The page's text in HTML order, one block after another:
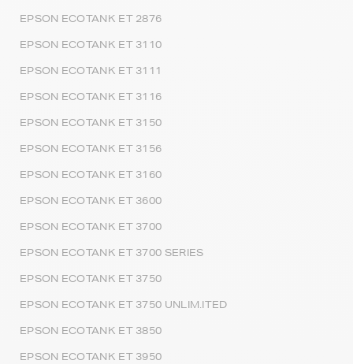
EPSON ECOTANK ET 2876
EPSON ECOTANK ET 3110
EPSON ECOTANK ET 3111
EPSON ECOTANK ET 3116
EPSON ECOTANK ET 3150
EPSON ECOTANK ET 3156
EPSON ECOTANK ET 3160
EPSON ECOTANK ET 3600
EPSON ECOTANK ET 3700
EPSON ECOTANK ET 3700 SERIES
EPSON ECOTANK ET 3750
EPSON ECOTANK ET 3750 UNLIM.ITED
EPSON ECOTANK ET 3850
EPSON ECOTANK ET 3950